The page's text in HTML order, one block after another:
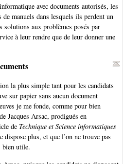
avec documents autorisés, les
de manuels dans lesquels ils perdent un
solutions aux problèmes posés par
à leur rendre que de leur donner une
la plus simple tant pour les candidats
sur papier sans aucun document
je me fonde, comme pour bien
Jacques Arsac, prodigués en
de Technique et Science informatiques
plus, et que l’on ne trouve pas
bien utile.